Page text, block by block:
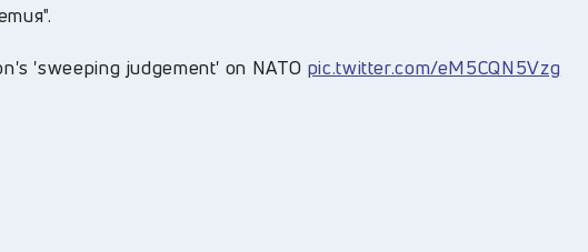
'sweeping judgement' on NATO pic.twitter.com/eM5CQN5Vzg